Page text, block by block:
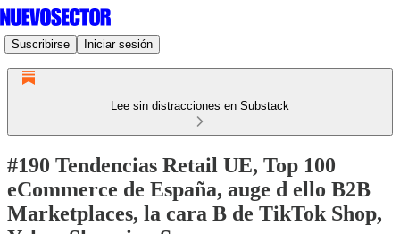
Suscribirse Iniciar sesión
Lee sin distracciones en Substack
#190 Tendencias Retail UE, Top 100
eCommerce de España, auge d ello B2B
Marketplaces, la cara B de TikTok Shop,